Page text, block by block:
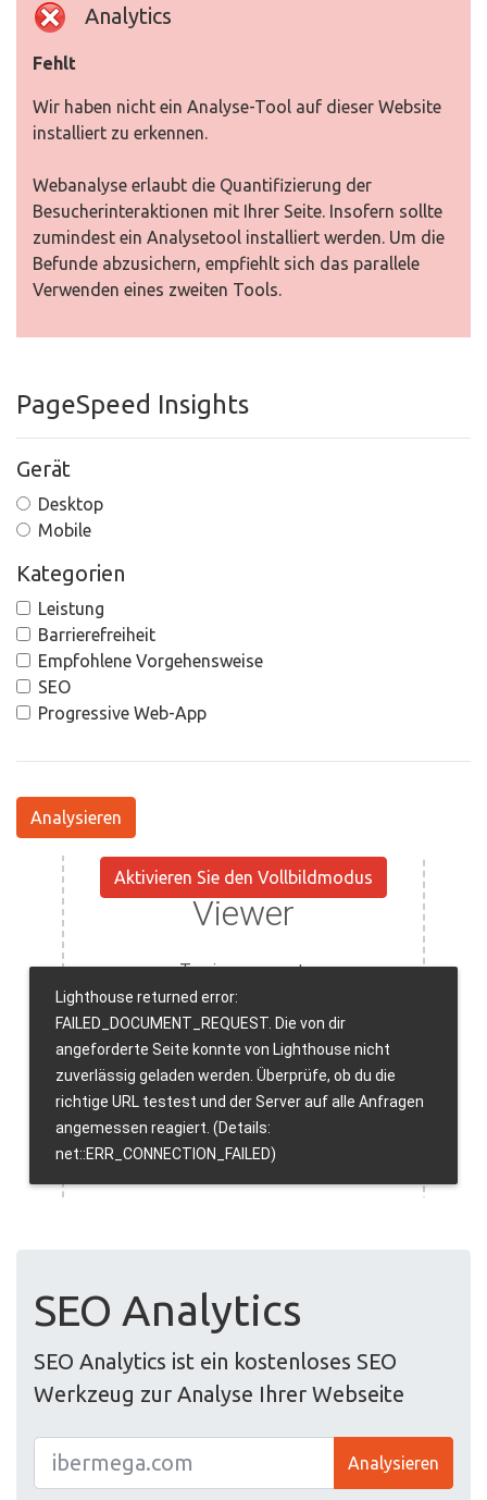
Analytics
Fehlt
Wir haben nicht ein Analyse-Tool auf dieser Website
installiert zu erkennen.
Webanalyse erlaubt die Quantifizierung der
Besucherinteraktionen mit Ihrer Seite. Insofern sollte
zumindest ein Analysetool installiert werden. Um die
Befunde abzusichern, empfiehlt sich das parallele
Verwenden eines zweiten Tools.
PageSpeed Insights
Gerät
Desktop
Mobile
Kategorien
Leistung
Barrierefreiheit
Empfohlene Vorgehensweise
SEO
Progressive Web-App
Analysieren
Aktivieren Sie den Vollbildmodus
SEO Analytics
SEO Analytics ist ein kostenloses SEO
Werkzeug zur Analyse Ihrer Webseite
Analysieren